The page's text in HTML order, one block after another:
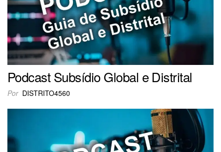
Podcast Subsídio Global e Distrital
Por DISTRITO4560